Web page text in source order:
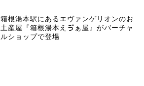
箱根湯本駅にあるエヴァンゲリオンのお
土産屋『箱根湯本えゔぁ屋』がバーチャ
ルショップで登場